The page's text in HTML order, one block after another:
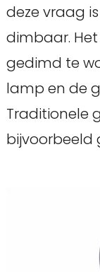
deze vraag
dimbaar.
gedimd te
lamp en de
Traditionele
bijvoorbeeld